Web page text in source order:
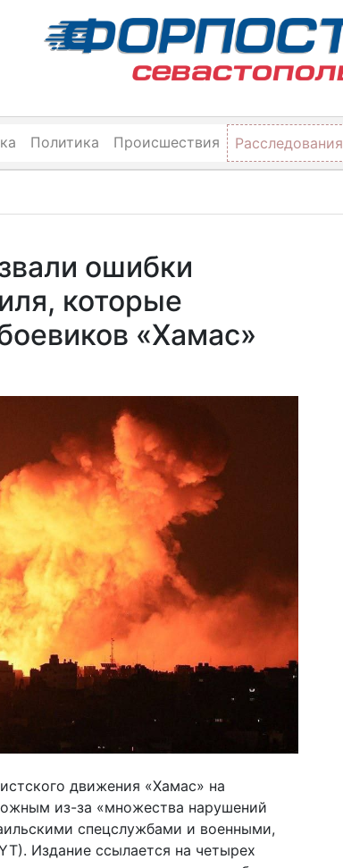
Политика Происшествия Расследования
ошибки
которые
«Хамас»
движения «Хамас» на
из-за «множества нарушений
спецслужбами и военными,
Издание ссылается на четырех